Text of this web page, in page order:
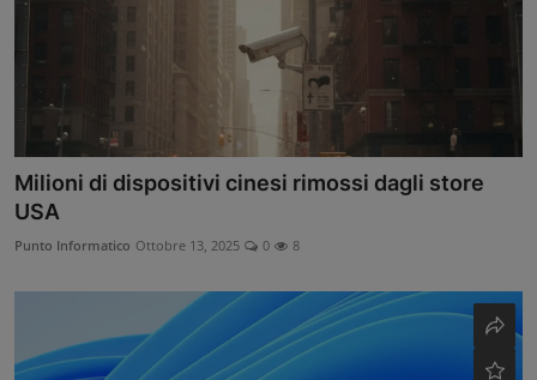
Milioni di dispositivi cinesi rimossi dagli store
USA
Punto Informatico Ottobre 13, 2025 0 8